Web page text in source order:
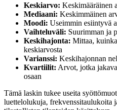
Keskiarvo: Keskimääräinen
Mediaani: Keskimmäinen
Moodi: Useimmin esiintyvä
Vaihteluväli: Suurimman ja
Keskihajonta: Mittaa,
keskiarvosta
Varianssi: Keskihajonnan
Kvartiilit: Arvot, jotka
osaan
Tämä laskin tukee useita
luettelolukuja, frekvenssitaulukoita